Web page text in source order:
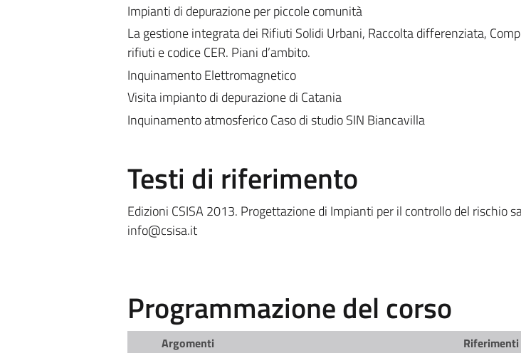
Impianti di depurazione per piccole comunità
La gestione integrata dei Rifiuti Solidi Urbani, Raccolta differenziata,
rifiuti e codice CER. Piani d’ambito.
Inquinamento Elettromagnetico
Visita impianto di depurazione di Catania
Inquinamento atmosferico Caso di studio SIN Biancavilla
Testi di riferimento
Edizioni CSISA 2013. Progettazione di Impianti per il controllo del rischio
info@csisa.it
Programmazione del corso
Argomenti